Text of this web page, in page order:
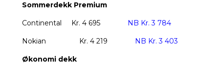
Sommerdekk Premium
Continental Kr. 4 695 NB Kr. 3 784
Nokian Kr. 4 219 NB Kr. 3 403
Økonomi dekk